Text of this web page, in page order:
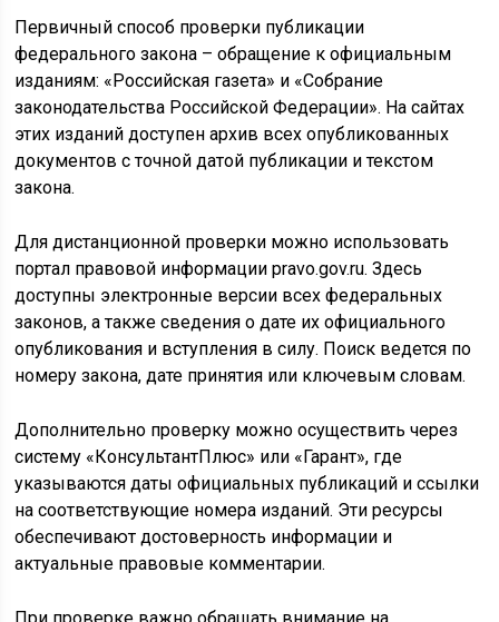
Первичный способ проверки публикации
федерального закона – обращение к официальным
изданиям: «Российская газета» и «Собрание
законодательства Российской Федерации». На сайтах
этих изданий доступен архив всех опубликованных
документов с точной датой публикации и текстом
закона.
Для дистанционной проверки можно использовать
портал правовой информации pravo.gov.ru. Здесь
доступны электронные версии всех федеральных
законов, а также сведения о дате их официального
опубликования и вступления в силу. Поиск ведется по
номеру закона, дате принятия или ключевым словам.
Дополнительно проверку можно осуществить через
систему «КонсультантПлюс» или «Гарант», где
указываются даты официальных публикаций и ссылки
на соответствующие номера изданий. Эти ресурсы
обеспечивают достоверность информации и
актуальные правовые комментарии.